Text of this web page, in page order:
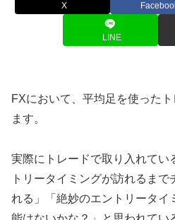
X
LINE
FXにおいて、平均足を使った
ます。
実際にトレードで取り入れてい
トリータイミングが訪れるま
れる」「絶妙のエントリータイ